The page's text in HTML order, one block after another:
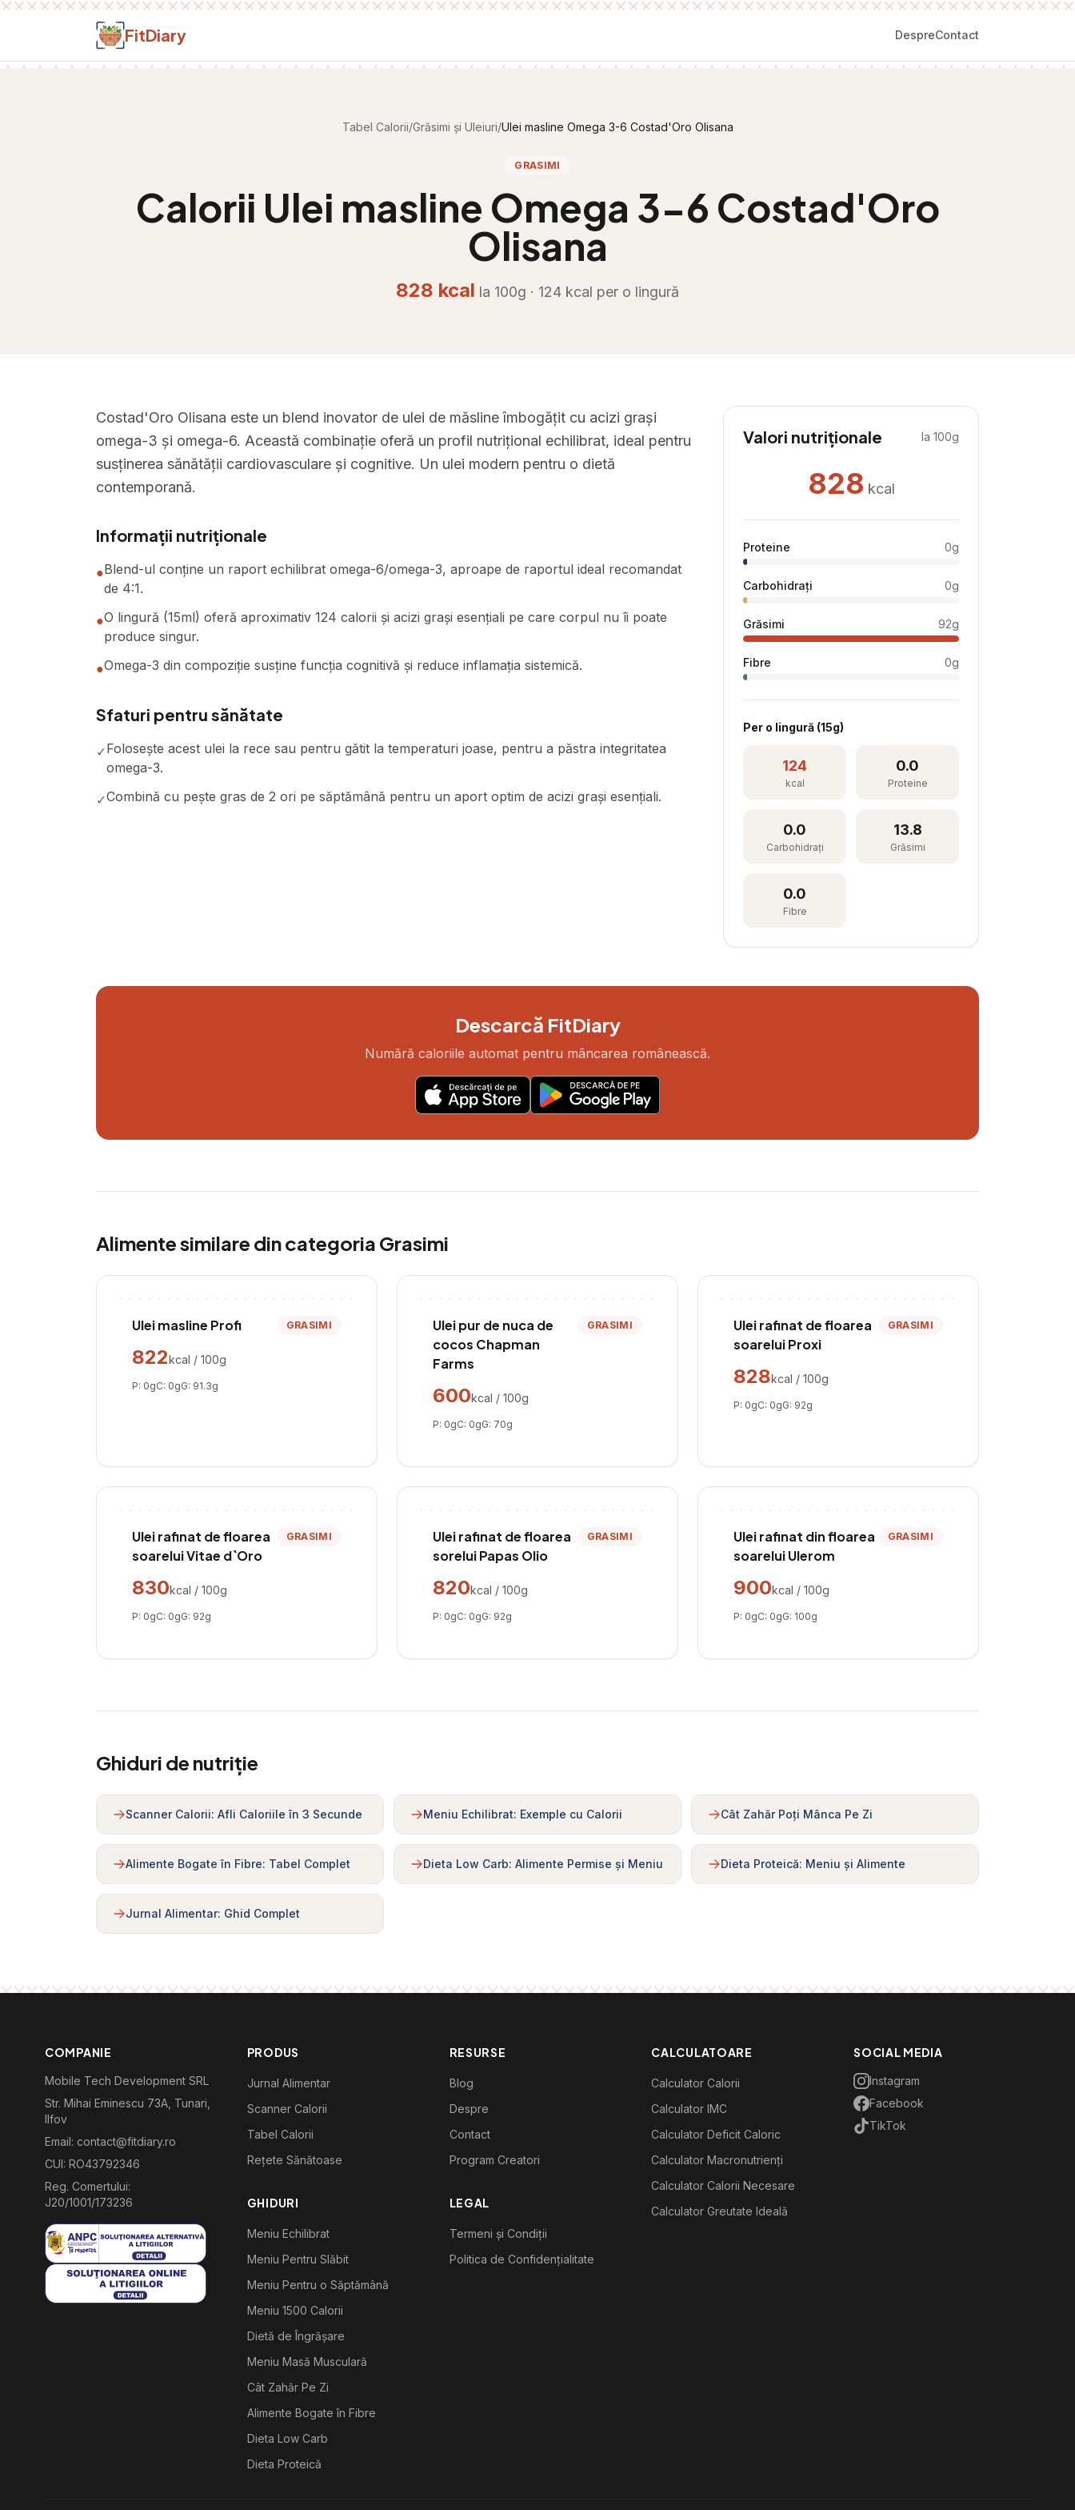
Salt la conținut
FitDiary DespreContact
Tabel Calorii/Grăsimi și Uleiuri/Ulei masline Omega 3-6 Costad'Oro Olisana
GRASIMI
Calorii Ulei masline Omega 3-6 Costad'Oro
Olisana
828 kcal la 100g · 124 kcal per o lingură
Costad'Oro Olisana este un blend inovator de ulei de măsline îmbogățit cu acizi grași
omega-3 și omega-6. Această combinație oferă un profil nutrițional echilibrat, ideal pentru
susținerea sănătății cardiovasculare și cognitive. Un ulei modern pentru o dietă
contemporană.
Informații nutriționale
●Blend-ul conține un raport echilibrat omega-6/omega-3, aproape de raportul ideal recomandat
de 4:1.
●O lingură (15ml) oferă aproximativ 124 calorii și acizi grași esențiali pe care corpul nu îi poate
produce singur.
●Omega-3 din compoziție susține funcția cognitivă și reduce inflamația sistemică.
Sfaturi pentru sănătate
✓Folosește acest ulei la rece sau pentru gătit la temperaturi joase, pentru a păstra integritatea
omega-3.
✓Combină cu pește gras de 2 ori pe săptămână pentru un aport optim de acizi grași esențiali.
Valori nutriționale la 100g
828 kcal
Proteine 0g
Carbohidrați 0g
Grăsimi 92g
Fibre 0g
Per o lingură (15g)
124
kcal
0.0
Proteine
0.0
Carbohidrați
13.8
Grăsimi
0.0
Fibre
Descarcă FitDiary
Numără caloriile automat pentru mâncarea românească.
Alimente similare din categoria Grasimi
Ulei masline Profi GRASIMI
822kcal / 100g
P: 0gC: 0gG: 91.3g
Ulei pur de nuca de
cocos Chapman
Farms
GRASIMI
600kcal / 100g
P: 0gC: 0gG: 70g
Ulei rafinat de floarea
soarelui Proxi
GRASIMI
828kcal / 100g
P: 0gC: 0gG: 92g
Ulei rafinat de floarea
soarelui Vitae d`Oro
GRASIMI
830kcal / 100g
P: 0gC: 0gG: 92g
Ulei rafinat de floarea
sorelui Papas Olio
GRASIMI
820kcal / 100g
P: 0gC: 0gG: 92g
Ulei rafinat din floarea
soarelui Ulerom
GRASIMI
900kcal / 100g
P: 0gC: 0gG: 100g
Ghiduri de nutriție
Scanner Calorii: Afli Caloriile în 3 Secunde Meniu Echilibrat: Exemple cu Calorii Cât Zahăr Poți Mânca Pe Zi
Alimente Bogate în Fibre: Tabel Complet Dieta Low Carb: Alimente Permise și Meniu Dieta Proteică: Meniu și Alimente
Jurnal Alimentar: Ghid Complet
COMPANIE
Mobile Tech Development SRL
Str. Mihai Eminescu 73A, Tunari,
Ilfov
Email: contact@fitdiary.ro
CUI: RO43792346
Reg. Comertului:
J20/1001/173236
PRODUS
Jurnal Alimentar
Scanner Calorii
Tabel Calorii
Rețete Sănătoase
GHIDURI
Meniu Echilibrat
Meniu Pentru Slăbit
Meniu Pentru o Săptămână
Meniu 1500 Calorii
Dietă de Îngrășare
Meniu Masă Musculară
Cât Zahăr Pe Zi
Alimente Bogate în Fibre
Dieta Low Carb
Dieta Proteică
RESURSE
Blog
Despre
Contact
Program Creatori
LEGAL
Termeni și Condiții
Politica de Confidențialitate
CALCULATOARE
Calculator Calorii
Calculator IMC
Calculator Deficit Caloric
Calculator Macronutrienți
Calculator Calorii Necesare
Calculator Greutate Ideală
SOCIAL MEDIA
Instagram
Facebook
TikTok